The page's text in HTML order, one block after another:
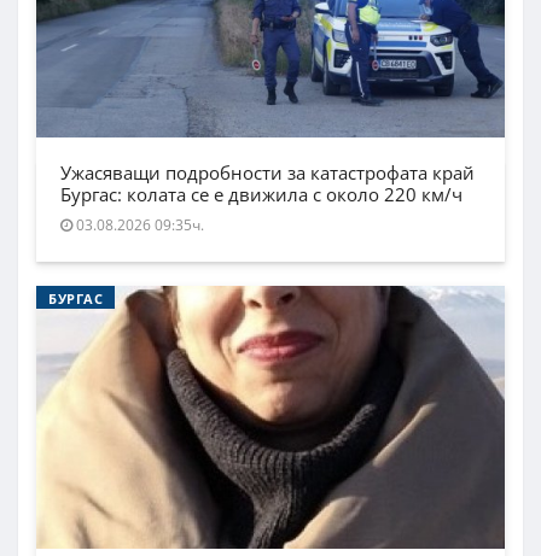
Ужасяващи подробности за катастрофата край
Бургас: колата се е движила с около 220 км/ч
03.08.2026 09:35ч.
БУРГАС